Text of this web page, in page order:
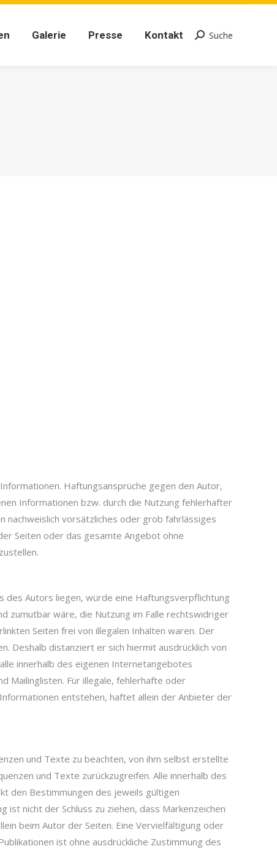
Galerie Presse Kontakt Search:
Suche
Haftungsansprüche gegen den Autor,
Informationen bzw. durch die Nutzung fehlerhafter
nachweislich vorsätzliches oder grob fahrlässiges
Seiten oder das gesamte Angebot ohne
des Autors liegen, würde eine Haftungsverpflichtung
zumutbar wäre, die Nutzung im Falle rechtswidriger
Seiten frei von illegalen Inhalten waren. Der
Deshalb distanziert er sich hiermit ausdrücklich von
innerhalb des eigenen Internetangebotes
Mailinglisten. Für illegale, fehlerhafte oder
entstehen, haftet allein der Anbieter der
und Texte zu beachten, von ihm selbst erstellte
und Texte zurückzugreifen. Alle innerhalb des
den Bestimmungen des jeweils gültigen
nicht der Schluss zu ziehen, dass Markenzeichen
beim Autor der Seiten. Eine Vervielfältigung oder
ist ohne ausdrückliche Zustimmung des
Galerie Presse Kontakt Search:
Suche